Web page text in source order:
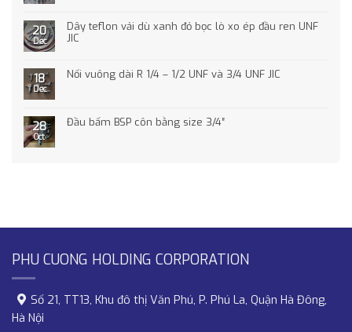
20
Dec
Dây teflon vải dù xanh đỏ bọc lò xo ép đầu ren UNF
JIC
18
Dec
Nối vuông dài R 1/4 – 1/2 UNF và 3/4 UNF JIC
28
Oct
Đầu bấm BSP côn bằng size 3/4″
PHU CUONG HOLDING CORPORATION
Số 21, TT13, Khu đô thị Văn Phú, P. Phú La, Quận Hà Đông,
Hà Nội